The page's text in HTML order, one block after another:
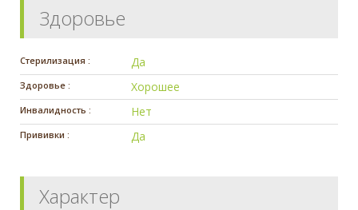
Здоровье
Стерилизация : Да
Здоровье : Хорошее
Инвалидность : Нет
Прививки : Да
Характер